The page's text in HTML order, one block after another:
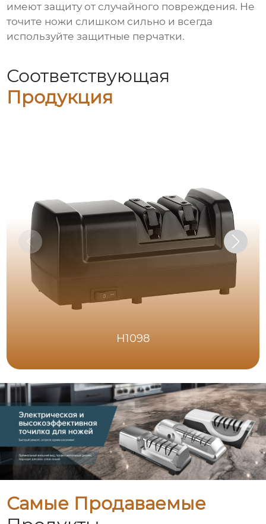
имеют защиту от случайного повреждения. Не
точите ножи слишком сильно и всегда
используйте защитные перчатки.
Соответствующая
Продукция
H1098
Самые Продаваемые